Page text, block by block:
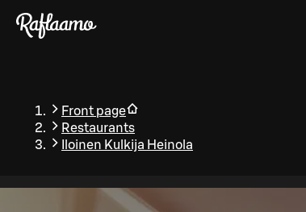
Skip to main content
Front page
Restaurants
Iloinen Kulkija Heinola